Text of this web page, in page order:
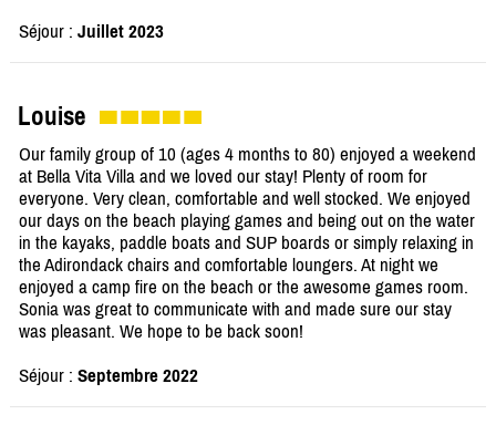
Séjour : Juillet 2023
Louise
Our family group of 10 (ages 4 months to 80) enjoyed a weekend
at Bella Vita Villa and we loved our stay! Plenty of room for
everyone. Very clean, comfortable and well stocked. We enjoyed
our days on the beach playing games and being out on the water
in the kayaks, paddle boats and SUP boards or simply relaxing in
the Adirondack chairs and comfortable loungers. At night we
enjoyed a camp fire on the beach or the awesome games room.
Sonia was great to communicate with and made sure our stay
was pleasant. We hope to be back soon!
Séjour : Septembre 2022